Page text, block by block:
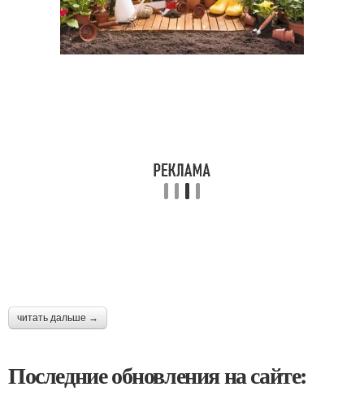
читать дальше →
Последние обновления на сайте: